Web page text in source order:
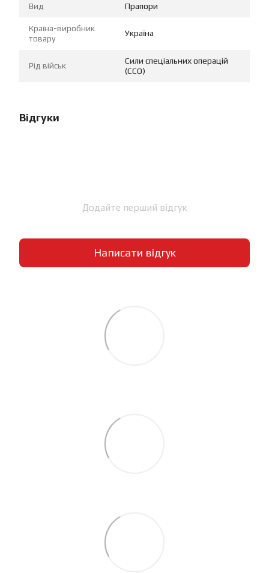
Вид Прапори
Країна-виробник
товару
Україна
Рід військ
Сили спеціальних операцій
(ССО)
Відгуки
Додайте перший відгук
Написати відгук